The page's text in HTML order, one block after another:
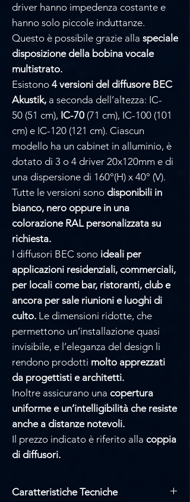
driver hanno impedenza costante e
hanno solo piccole induttanze.
Questo è possibile grazie alla speciale
disposizione della bobina vocale
multistrato.
Esistono 4 versioni del diffusore BEC
Akustik, a seconda dell’altezza: IC-
50 (51 cm), IC-70 (71 cm), IC-100 (101
cm) e IC-120 (121 cm). Ciascun
modello ha un cabinet in alluminio, è
dotato di 3 o 4 driver 20x120mm e di
una dispersione di 160°(H) x 40° (V).
Tutte le versioni sono disponibili in
bianco, nero oppure in una
colorazione RAL personalizzata su
richiesta.
I diffusori BEC sono ideali per
applicazioni residenziali, commerciali,
per locali come bar, ristoranti, club e
ancora per sale riunioni e luoghi di
culto. Le dimensioni ridotte, che
permettono un’installazione quasi
invisibile, e l’eleganza del design li
rendono prodotti molto apprezzati
da progettisti e architetti.
Inoltre assicurano una copertura
uniforme e un’intelligibilità che resiste
anche a distanze notevoli.
Il prezzo indicato è riferito alla coppia
di diffusori.
Caratteristiche Tecniche